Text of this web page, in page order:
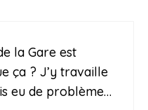
la Gare est
ça ? J’y travaille
eu de problème…